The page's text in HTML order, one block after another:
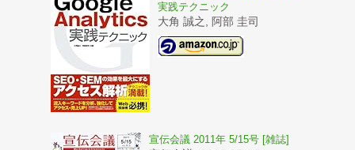
実践テクニック
大角 誠之, 阿部 圭司
宣伝会議 2011年 5/15号 [雑誌]